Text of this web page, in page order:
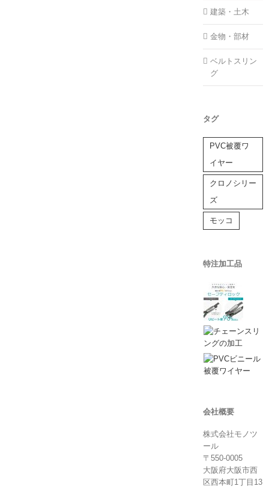
建築・土木
金物・部材
ベルトスリン
グ
タグ
PVC被覆ワ
イヤー
クロノシリー
ズ
モッコ
特注加工品
会社概要
株式会社モノツ
ール
〒550-0005
大阪府大阪市西
区西本町1丁目13